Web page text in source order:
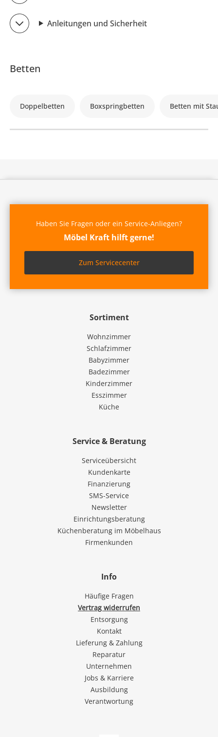
Anleitungen und Sicherheit
Betten
Doppelbetten Boxspringbetten Betten mit
Sortiment
Wohnzimmer
Schlafzimmer
Babyzimmer
Badezimmer
Kinderzimmer
Esszimmer
Küche
Service & Beratung
Serviceübersicht
Kundenkarte
Finanzierung
SMS-Service
Newsletter
Einrichtungsberatung
Küchenberatung im Möbelhaus
Firmenkunden
Info
Häufige Fragen
Vertrag widerrufen
Entsorgung
Kontakt
Lieferung & Zahlung
Reparatur
Unternehmen
Jobs & Karriere
Ausbildung
Verantwortung
Haben Sie Fragen oder ein Service-Anliegen?
Möbel Kraft hilft gerne!
Zum Servicecenter